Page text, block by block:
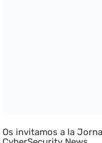
Os invitamos a la